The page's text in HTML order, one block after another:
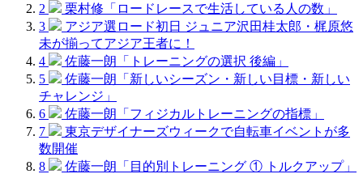
2
栗村修「ロードレースで生活している人の数」
3
アジア選ロード初日 ジュニア沢田桂太郎・梶原悠
未が揃ってアジア王者に！
4
佐藤一朗「トレーニングの選択 後編」
5
佐藤一朗「新しいシーズン・新しい目標・新しい
チャレンジ」
6
佐藤一朗「フィジカルトレーニングの指標」
7
東京デザイナーズウィークで自転車イベントが多
数開催
8
佐藤一朗「目的別トレーニング ① トルクアップ」